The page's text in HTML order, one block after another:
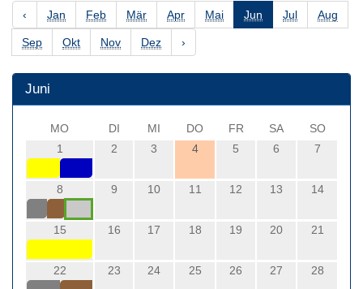
‹ Jan Feb Mär Apr Mai Jun Jul Aug
Sep Okt Nov Dez ›
Juni
MO DI MI DO FR SA
SO
1
2 3 4 5 6 7
8 9 10 11 12 13 14
15 16 17 18 19 20 21
22 23 24 25 26 27 28